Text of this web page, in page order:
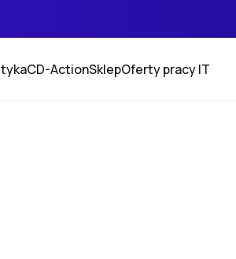
CD-ActionSklepOferty pracy IT